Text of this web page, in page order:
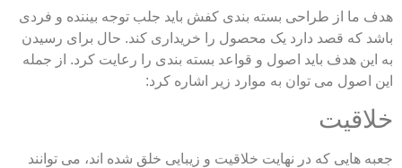
ما از طراحی بسته بندی کفش باید جلب توجه بیننده و فردی
که قصد دارد یک محصول را خریداری کند. حال برای رسیدن
هدف باید اصول و قواعد بسته بندی را رعایت کرد. از جمله
اصول می توان به موارد زیر اشاره کرد:
هایی که در نهایت خلاقیت و زیبایی خلق شده اند، می توانند